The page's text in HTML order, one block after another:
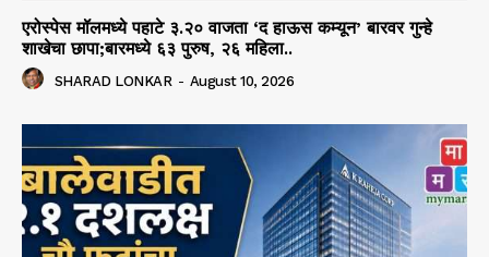
एरोस्पेस मॉलमध्ये पहाटे ३.२० वाजता ‘द हाऊस कम्यून’ बारवर गुन्हे
शाखेचा छापा;बारमध्ये ६३ पुरुष, २६ महिला..
SHARAD LONKAR - August 10, 2026